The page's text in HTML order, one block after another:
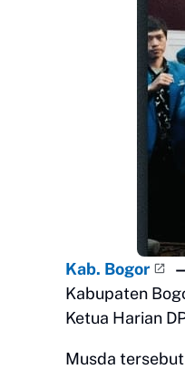
Kab. Bogor
Kabupaten
Ketua Harian
Musda